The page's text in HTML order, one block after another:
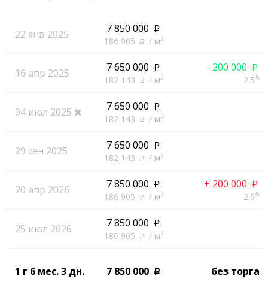
22 янв 2025 7 850 000 p
186 905 p / м2
16 апр 2025 7 650 000 p
182 143 p / м2
- 200 000 p
2.5%
04 июл 2025 7 650 000 p
182 143 p / м2
29 сен 2025 7 650 000 p
182 143 p / м2
20 апр 2026 7 850 000 p
186 905 p / м2
+ 200 000 p
2.6%
25 июл 2026 7 850 000 p
186 905 p / м2
1 г 6 мес. 3 дн. 7 850 000 p без торга